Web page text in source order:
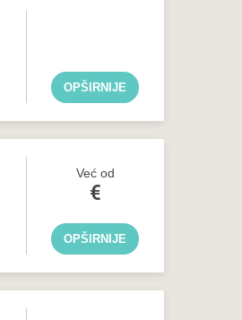
OPŠIRNIJE
Već od
€
OPŠIRNIJE